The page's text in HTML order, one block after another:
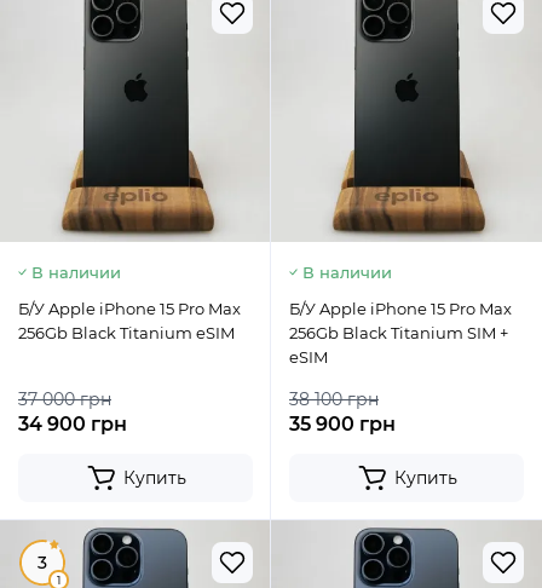
В наличии
Б/У Apple iPhone 15 Pro Max
256Gb Black Titanium eSIM
37 000 грн
34 900 грн
Купить
В наличии
Б/У Apple iPhone 15 Pro Max
256Gb Black Titanium SIM +
eSIM
38 100 грн
35 900 грн
Купить
3
1